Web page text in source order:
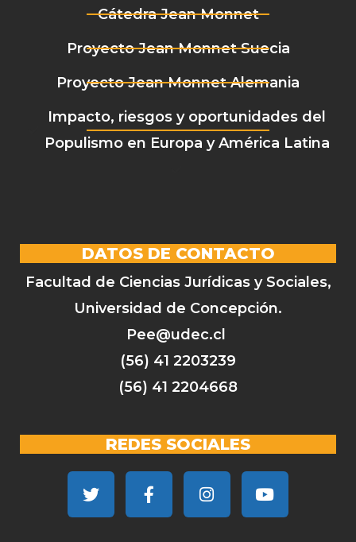
Cátedra Jean Monnet
Proyecto Jean Monnet Suecia
Proyecto Jean Monnet Alemania
Impacto, riesgos y oportunidades del
Populismo en Europa y América Latina
DATOS DE CONTACTO
Facultad de Ciencias Jurídicas y Sociales,
Universidad de Concepción.
Pee@udec.cl
(56) 41 2203239
(56) 41 2204668
REDES SOCIALES